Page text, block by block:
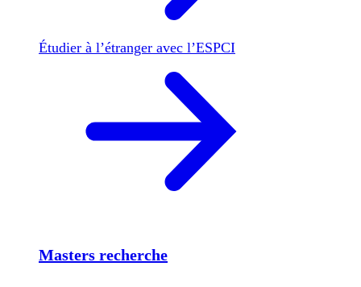
Étudier à l’étranger avec l’ESPCI
Masters recherche